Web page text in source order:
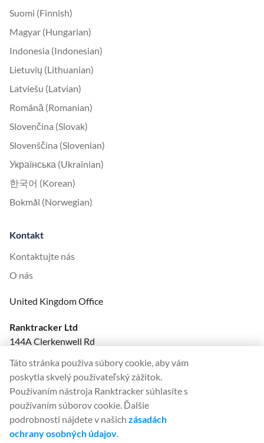
Suomi (Finnish)
Magyar (Hungarian)
Indonesia (Indonesian)
Lietuvių (Lithuanian)
Latviešu (Latvian)
Română (Romanian)
Slovenčina (Slovak)
Slovenščina (Slovenian)
Українська (Ukrainian)
한국어 (Korean)
Bokmål (Norwegian)
Kontakt
Kontaktujte nás
O nás
United Kingdom Office
Ranktracker Ltd
144A Clerkenwell Rd
Company No: 08820809
felix@ranktracker.com
2015 -2026© Ranktracker. All Rights Reserved.
Táto stránka používa súbory cookie, aby vám
poskytla skvelý používateľský zážitok.
Používaním nástroja Ranktracker súhlasíte s
používaním súborov cookie. Ďalšie
podrobnosti nájdete v našich zásadách
ochrany osobných údajov.